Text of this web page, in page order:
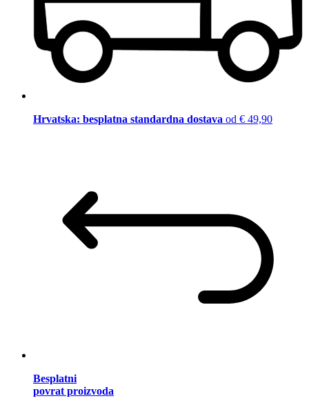
Hrvatska: besplatna standardna dostava od € 49,90
Besplatni
povrat proizvoda